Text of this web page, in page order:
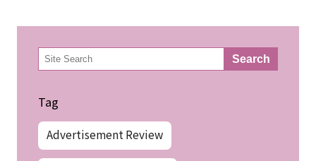
検
索 Search
Tag
Advertisement Review